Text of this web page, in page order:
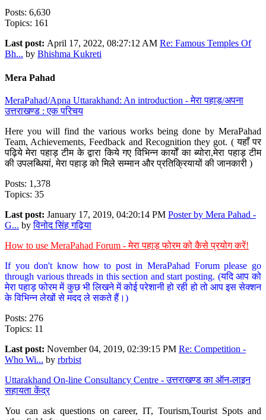
Posts: 6,630
Topics: 161
Last post: April 17, 2022, 08:27:12 AM Re: Famous Temples Of
Bh... by Bhishma Kukreti
Mera Pahad
MeraPahad/Apna Uttarakhand: An introduction - मेरा पहाड़/अपना
उत्तराखण्ड : एक परिचय
Here you will find the various works being done by MeraPahad
Team, Achievements, Feedback and Recognition they got. ( यहाँ पर
पढ़िये मेरा पहाड़ टीम के द्वारा किये गए विभिन्न कार्यों का ब्योरा,मेरा पहाड़ टीम
की उपलब्धियां, मेरा पहाड़ को मिले सम्मान और प्रतिक्रियायों की जानकारी )
Posts: 1,378
Topics: 35
Last post: January 17, 2019, 04:20:14 PM Poster by Mera Pahad -
G... byविनोद सिंह गढ़िया
How to use MeraPahad Forum - मेरा पहाड़ फोरम को कैसे प्रयोग करें!
If you don't know how to post in MeraPahad Forum please go
through various threads in this section and start posting. (यदि आप को
मेरा पहाड़ फोरम में कुछ भी लिखने में कोई परेशानी हो रही हो तो आप इस सेक्शन
के विभिन्न लेखों से मदद ले सकते हैं।)
Posts: 276
Topics: 11
Last post: November 04, 2019, 02:39:15 PM Re: Competition -
Who Wi... by rbrbist
Uttarakhand On-line Consultancy Centre - उत्तराखण्ड का ऑन-लाइन
सहायता केंद्र
You can ask questions on career, IT, Tourism,Tourist Spots and